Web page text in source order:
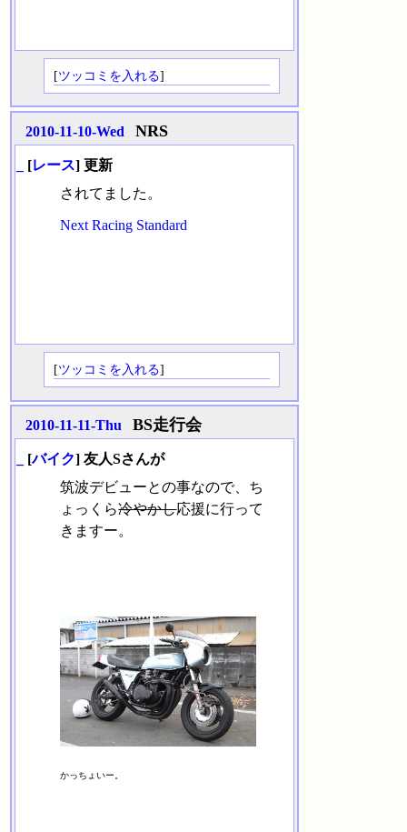
[ツッコミを入れる]
2010-11-10-Wed NRS
[レース] 更新
されてました。
Next Racing Standard
[ツッコミを入れる]
2010-11-11-Thu BS走行会
[バイク] 友人Sさんが
筑波デビューとの事なので、ち
ょっくら冷やかし応援に行って
きますー。
かっちょいー。